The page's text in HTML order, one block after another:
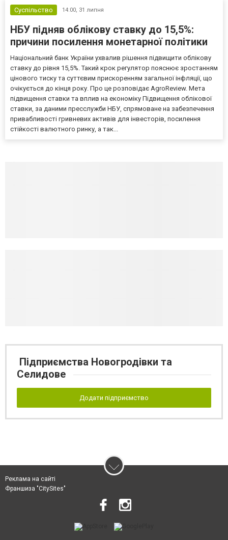
Суспільство 14:00, 31 липня
НБУ підняв облікову ставку до 15,5%:
причини посилення монетарної політики
Національний банк України ухвалив рішення підвищити облікову
ставку до рівня 15,5%. Такий крок регулятор пояснює зростанням
цінового тиску та суттєвим прискоренням загальної інфляції, що
очікується до кінця року. Про це розповідає AgroReview. Мета
підвищення ставки та вплив на економіку Підвищення облікової
ставки, за даними пресслужби НБУ, спрямоване на забезпечення
привабливості гривневих активів для інвесторів, посилення
стійкості валютного ринку, а так...
Підприємства Новогродівки та
Селидове
Додати підприємство
Реклама на сайті
Франшиза "CitySites"